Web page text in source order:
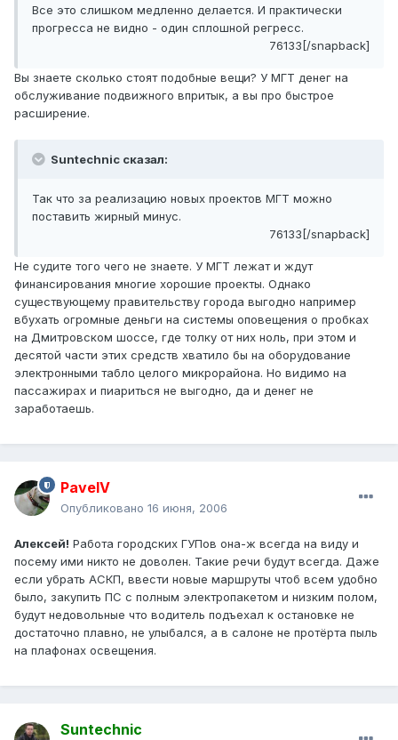
Все это слишком медленно делается. И практически
прогресса не видно - один сплошной регресс.
76133[/snapback]
Вы знаете сколько стоят подобные вещи? У МГТ денег на
обслуживание подвижного впритык, а вы про быстрое
расширение.
Suntechnic сказал:
Так что за реализацию новых проектов МГТ можно
поставить жирный минус.
76133[/snapback]
Не судите того чего не знаете. У МГТ лежат и ждут
финансирования многие хорошие проекты. Однако
существующему правительству города выгодно например
вбухать огромные деньги на системы оповещения о пробках
на Дмитровском шоссе, где толку от них ноль, при этом и
десятой части этих средств хватило бы на оборудование
электронными табло целого микрорайона. Но видимо на
пассажирах и пиариться не выгодно, да и денег не
заработаешь.
PavelV
Опубликовано 16 июня, 2006
Алексей! Работа городских ГУПов она-ж всегда на виду и
посему ими никто не доволен. Такие речи будут всегда. Даже
если убрать АСКП, ввести новые маршруты чтоб всем удобно
было, закупить ПС с полным электропакетом и низким полом,
будут недовольные что водитель подъехал к остановке не
достаточно плавно, не улыбался, а в салоне не протёрта пыль
на плафонах освещения.
Suntechnic